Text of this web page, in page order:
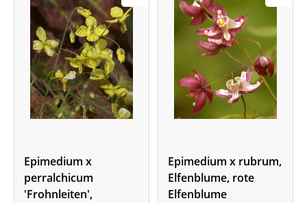
Epimedium x
perralchicum
'Frohnleiten',
Epimedium x rubrum,
Elfenblume, rote
Elfenblume